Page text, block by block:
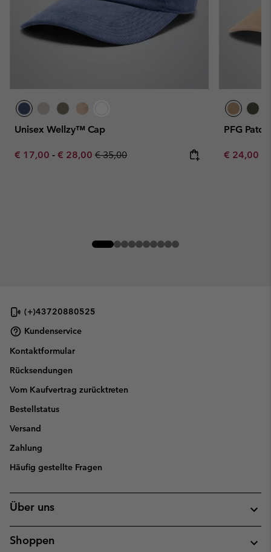
Unisex Wellzy™ Cap
Minimum sale price:
€ 17,00 - Maximum sale price:
€ 28,00 Regular price:
€ 35,00
PFG
Minimum
€ 24,00
(+)43720880525
Kundenservice
Kontaktformular
Rücksendungen
Vom Kaufvertrag zurücktreten
Bestellstatus
Versand
Zahlung
Häufig gestellte Fragen
Über uns
Shoppen